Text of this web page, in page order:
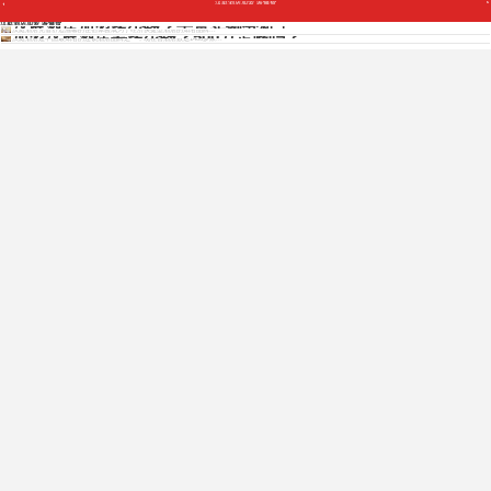
汉庭酒店加盟 装修费
汉庭酒店加盟 装修费
汉庭酒店加盟多少钱？干货实例分析！
汉庭酒店凭借舒适温馨的住宿体验成为了经济快捷型酒店的知名品牌...
加盟汉庭酒店要多少钱？500万足够吗？
汉庭酒店是中国最知名的连锁酒店品牌之一，现在营酒店数达1400多家...